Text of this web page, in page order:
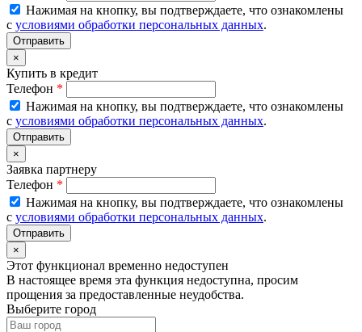
Нажимая на кнопку, вы подтверждаете, что ознакомлены
с условиями обработки персональных данных.
×
Купить в кредит
Телефон *
Нажимая на кнопку, вы подтверждаете, что ознакомлены
с условиями обработки персональных данных.
×
Заявка партнеру
Телефон *
Нажимая на кнопку, вы подтверждаете, что ознакомлены
с условиями обработки персональных данных.
×
Этот функционал временно недоступен
В настоящее время эта функция недоступна, просим
прощения за предоставленные неудобства.
Выберите город